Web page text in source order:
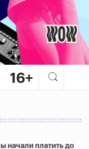
начали платить до